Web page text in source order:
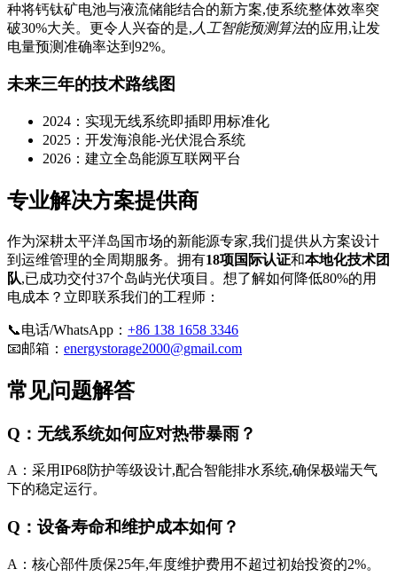
种将钙钛矿电池与液流储能结合的新方案,使系统整体效率突
破30%大关。更令人兴奋的是, 人工智能预测算法的应用,让发
电量预测准确率达到92%。
未来三年的技术路线图
2024：实现无线系统即插即用标准化
2025：开发海浪能-光伏混合系统
2026：建立全岛能源互联网平台
专业解决方案提供商
作为深耕太平洋岛国市场的新能源专家,我们提供从方案设计
到运维管理的全周期服务。拥有18项国际认证和本地化技术团
队,已成功交付37个岛屿光伏项目。想了解如何降低80%的用
电成本？立即联系我们的工程师：
📞电话/WhatsApp： +86 138 1658 3346
📧邮箱： energystorage2000@gmail.com
常见问题解答
Q：无线系统如何应对热带暴雨？
A：采用IP68防护等级设计,配合智能排水系统,确保极端天气
下的稳定运行。
Q：设备寿命和维护成本如何？
A：核心部件质保25年,年度维护费用不超过初始投资的2%。